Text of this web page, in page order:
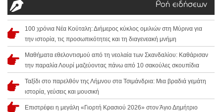
Ροή ειδήσεων
100 χρόνια Νέα Κούταλη: Διήμερος κύκλος ομιλιών στη Μύρινα για
την ιστορία, τις προσωπικότητες και τη διαγενεακή μνήμη
Μαθήματα εθελοντισμού από τη νεολαία των Σκανδαλίου: Καθάρισαν
την παραλία Λουρί μαζεύοντας πάνω από 10 σακούλες σκουπίδια
Ταξίδι στο παρελθόν της Λήμνου στα Τσιμάνδρια: Μια βραδιά γεμάτη
ιστορία, γεύσεις και μουσική
Επιστρέφει η μεγάλη «Γιορτή Κρασιού 2026» στον Άγιο Δημήτριο